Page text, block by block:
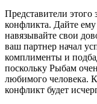
Представители
конфликта. Дайте
навязывайте свои
ваш партнер начал
комплименты и
поскольку Рыбам
любимого человека.
конфликт будет